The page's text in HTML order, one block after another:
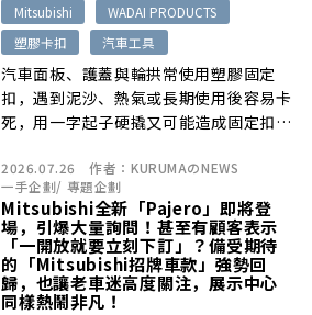
Mitsubishi
WADAI PRODUCTS
塑膠卡扣
汽車工具
汽車面板、護蓋與輪拱常使用塑膠固定
扣，遇到泥沙、熱氣或長期使用後容易卡
死，用一字起子硬撬又可能造成固定扣或
專用工具Clip Toru，透過前端夾爪與向
上抬升機構，只需握住把手就能完成夾取
與拔除。本文以Mitsubishi Delica D:5
實測其在引擎室及輪拱狹窄位置的實際效
果。
2026.07.26 作者： KURUMAのNEWS
一手企劃/ 專題企劃
Mitsubishi全新「Pajero」即將登
場，引爆大量詢問！甚至有顧客表示
「一開放就要立刻下訂」？備受期待
的「Mitsubishi招牌車款」強勢回
歸，也讓老車迷高度關注，展示中心
同樣熱鬧非凡！